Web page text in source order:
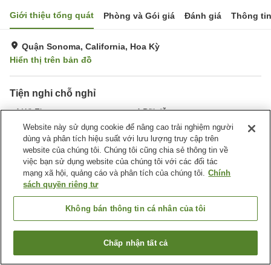
Giới thiệu tổng quát Phòng và Gói giá Đánh giá Thông
Quận Sonoma, California, Hoa Kỳ
Hiển thị trên bản đồ
Tiện nghi chỗ nghỉ
Wi-Fi
Bãi đỗ xe
Phòng tập gym
Hồ bơi
Trang chủ Hoa Kỳ California Quận Sonoma Hillside Inn
Tìm phòng trống
Website này sử dụng cookie để nâng cao trải nghiệm người
dùng và phân tích hiệu suất với lưu lượng truy cập trên
website của chúng tôi. Chúng tôi cũng chia sẻ thông tin về
việc bạn sử dụng website của chúng tôi với các đối tác
mạng xã hội, quảng cáo và phân tích của chúng tôi. Chính
sách quyền riêng tư
Không bán thông tin cá nhân của tôi
Chấp nhận tất cả